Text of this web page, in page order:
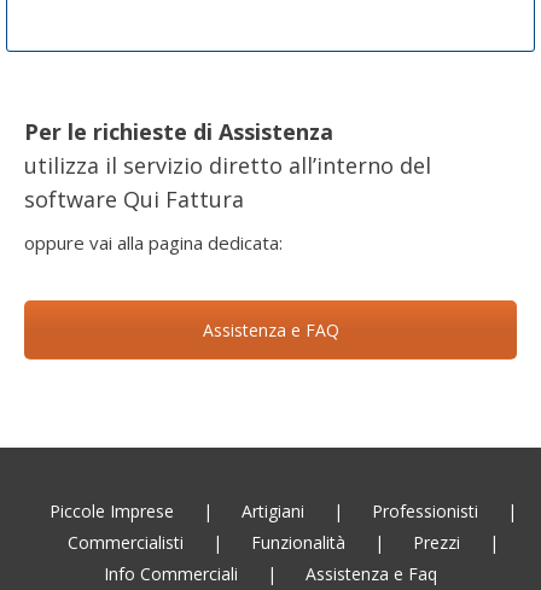
Per le richieste di Assistenza
utilizza il servizio diretto all’interno del
software Qui Fattura
oppure vai alla pagina dedicata:
Assistenza e FAQ
Piccole Imprese | Artigiani | Professionisti
|
Commercialisti
| Funzionalità | Prezzi
|
Info Commerciali
| Assistenza e Faq